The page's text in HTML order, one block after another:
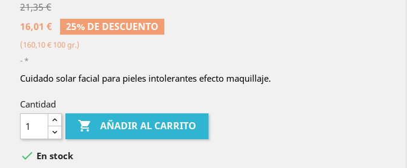
21,35 €
16,01 €
25% DE DESCUENTO
(160,10 € 100 gr.)
*
Cuidado solar facial para pieles intolerantes efecto maquillaje.
Cantidad
 AÑADIR AL CARRITO
 En stock